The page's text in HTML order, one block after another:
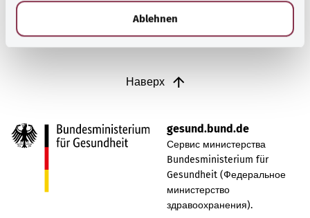
Ablehnen
Наверх
gesund.bund.de
Сервис министерства
Bundesministerium für
Gesundheit (Федеральное
министерство
здравоохранения).